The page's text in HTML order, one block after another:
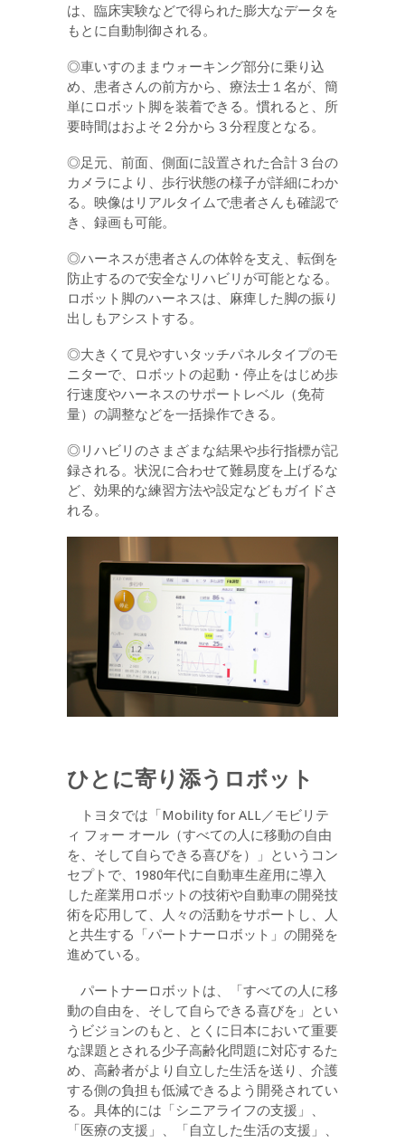
は、臨床実験などで得られた膨大なデータを
もとに自動制御される。
◎車いすのままウォーキング部分に乗り込
め、患者さんの前方から、療法士１名が、簡
単にロボット脚を装着できる。慣れると、所
要時間はおよそ２分から３分程度となる。
◎足元、前面、側面に設置された合計３台の
カメラにより、歩行状態の様子が詳細にわか
る。映像はリアルタイムで患者さんも確認で
き、録画も可能。
◎ハーネスが患者さんの体幹を支え、転倒を
防止するので安全なリハビリが可能となる。
ロボット脚のハーネスは、麻痺した脚の振り
出しもアシストする。
◎大きくて見やすいタッチパネルタイプのモ
ニターで、ロボットの起動・停止をはじめ歩
行速度やハーネスのサポートレベル（免荷
量）の調整などを一括操作できる。
◎リハビリのさまざまな結果や歩行指標が記
録される。状況に合わせて難易度を上げるな
ど、効果的な練習方法や設定などもガイドさ
れる。
ひとに寄り添うロボット
トヨタでは「Mobility for ALL／モビリテ
ィ フォー オール（すべての人に移動の自由
を、そして自らできる喜びを）」というコン
セプトで、1980年代に自動車生産用に導入
した産業用ロボットの技術や自動車の開発技
術を応用して、人々の活動をサポートし、人
と共生する「パートナーロボット」の開発を
進めている。
パートナーロボットは、「すべての人に移
動の自由を、そして自らできる喜びを」とい
うビジョンのもと、とくに日本において重要
な課題とされる少子高齢化問題に対応するた
め、高齢者がより自立した生活を送り、介護
する側の負担も低減できるよう開発されてい
る。具体的には「シニアライフの支援」、
「医療の支援」、「自立した生活の支援」、